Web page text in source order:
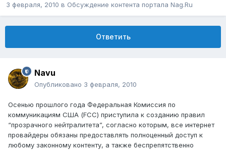
3 февраля, 2010 в Обсуждение контента портала Nag.Ru
Ответить
Navu
Опубликовано 3 февраля, 2010
Осенью прошлого года Федеральная Комиссия по
коммуникациям США (FCC) приступила к созданию правил
“прозрачного нейтралитета”, согласно которым, все интернет
провайдеры обязаны предоставлять полноценный доступ к
любому законному контенту, а также беспрепятственно